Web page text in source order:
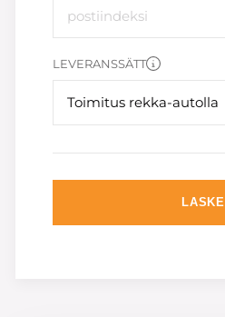
LEVERANSSÄTT
Toimitus rekka-autolla
LASKE